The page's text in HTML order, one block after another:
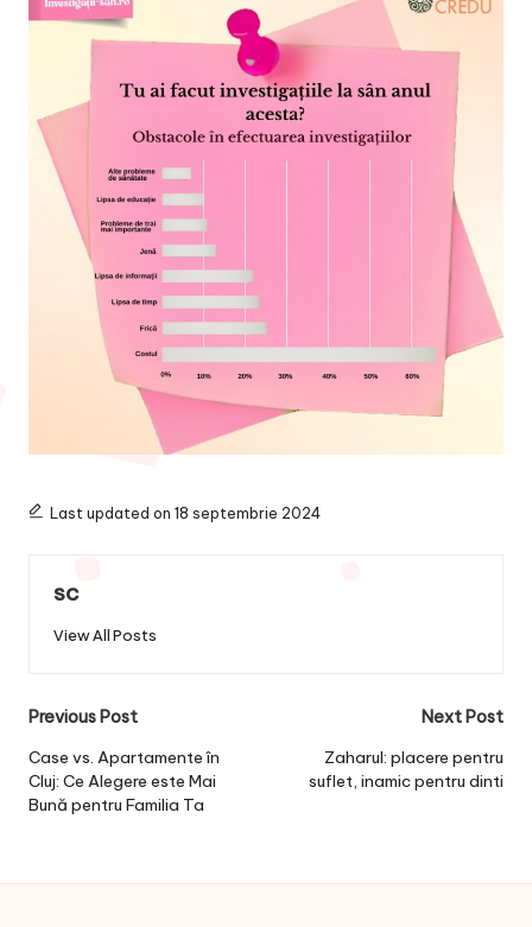
Last updated on 18 septembrie 2024
sc
View All Posts
Post
navigation
Previous Post
Case vs. Apartamente în
Cluj: Ce Alegere este Mai
Bună pentru Familia Ta
Next Post
Zaharul: placere pentru
suflet, inamic pentru dinti